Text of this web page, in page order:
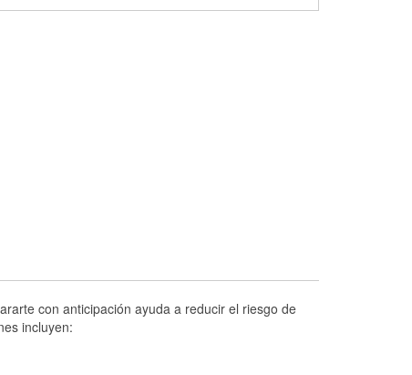
Prueba de batería
Conoce más
con anticipación ayuda a reducir el riesgo de
incluyen: